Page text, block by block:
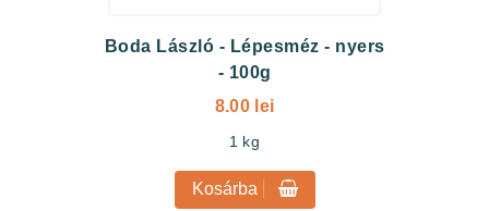
Boda László - Lépesméz - nyers
- 100g
8.00 lei
1 kg
Kosárba